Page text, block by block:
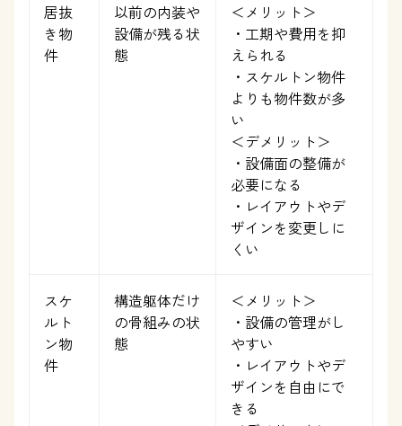
居抜
き物
件
以前の内装や
設備が残る状
態
＜メリット＞
・工期や費用を抑
えられる
・スケルトン物件
よりも物件数が多
い
＜デメリット＞
・設備面の整備が
必要になる
・レイアウトやデ
ザインを変更しに
くい
スケ
ルト
ン物
件
構造躯体だけ
の骨組みの状
態
＜メリット＞
・設備の管理がし
やすい
・レイアウトやデ
ザインを自由にで
きる